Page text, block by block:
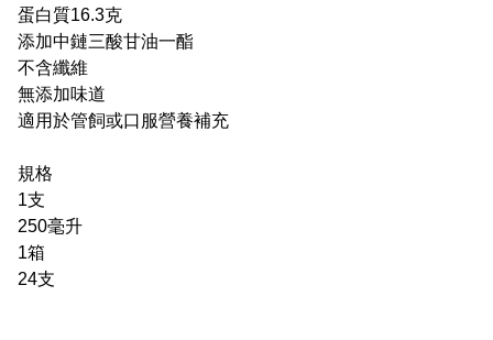
蛋白質16.3克
添加中鏈三酸甘油一酯
不含纖維
無添加味道
適用於管飼或口服營養補充
規格
1支
250毫升
1箱
24支